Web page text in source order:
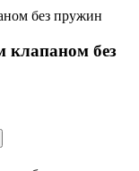
клапаном без